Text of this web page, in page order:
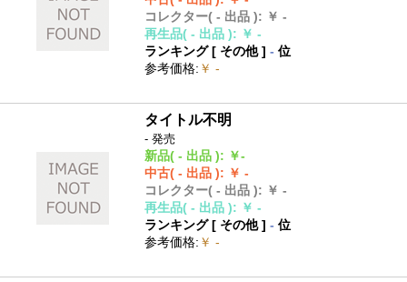
コレクター( - 出品 ): ￥ -
再生品( - 出品 ): ￥ -
ランキング [ その他]- 位
参考価格: ￥ -
タイトル不明
- 発売
新品( - 出品 ): ￥-
中古( - 出品 ): ￥ -
コレクター( - 出品 ): ￥ -
再生品( - 出品 ): ￥ -
ランキング [ その他]- 位
参考価格: ￥ -